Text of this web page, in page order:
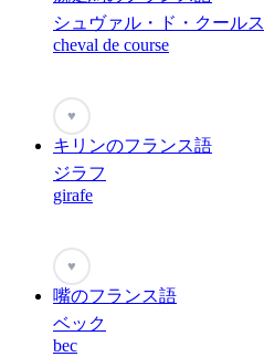
シュヴァル・ド・クールス
cheval de course
♥
キリンのフランス語
ジラフ
girafe
♥
嘴のフランス語
ベック
bec